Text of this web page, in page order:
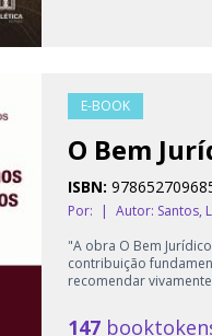
E-BOOK
O Bem
ISBN:
Por: | Autor: Santos,
"A obra O Bem
contribuição
recomendar vivamente
147